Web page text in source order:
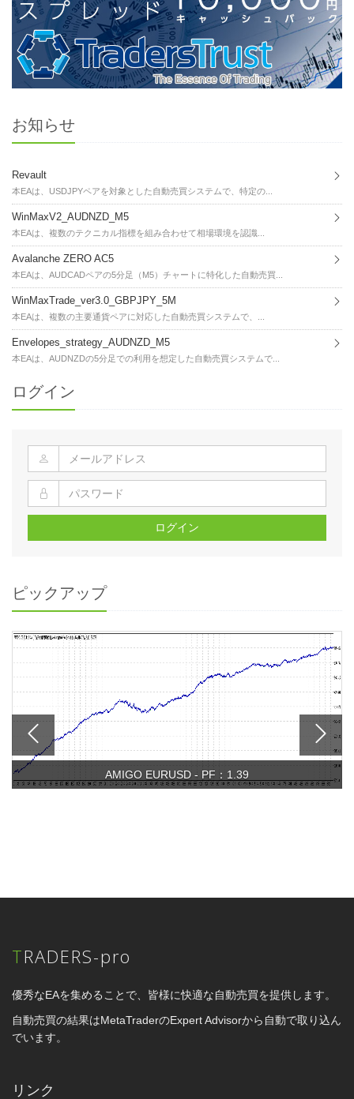
お知らせ
Revault
本EAは、USDJPYペアを対象とした自動売買システムで、特定の...
WinMaxV2_AUDNZD_M5
本EAは、複数のテクニカル指標を組み合わせて相場環境を認識...
Avalanche ZERO AC5
本EAは、AUDCADペアの5分足（M5）チャートに特化した自動売買...
WinMaxTrade_ver3.0_GBPJPY_5M
本EAは、複数の主要通貨ペアに対応した自動売買システムで、...
Envelopes_strategy_AUDNZD_M5
本EAは、AUDNZDの5分足での利用を想定した自動売買システムで...
ログイン
ログイン
ピックアップ
AMIGO EURUSD - PF：1.39
TRADERS-pro
優秀なEAを集めることで、皆様に快適な自動売買を提供します。
自動売買の結果はMetaTraderのExpert Advisorから自動で取り込ん
でいます。
リンク